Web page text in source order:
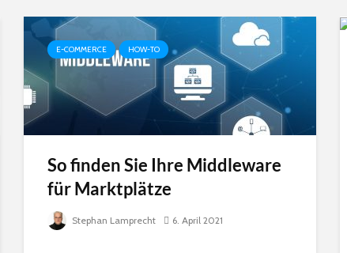
E-COMMERCE HOW-TO
So finden Sie Ihre Middleware
für Marktplätze
Stephan Lamprecht 6. April 2021